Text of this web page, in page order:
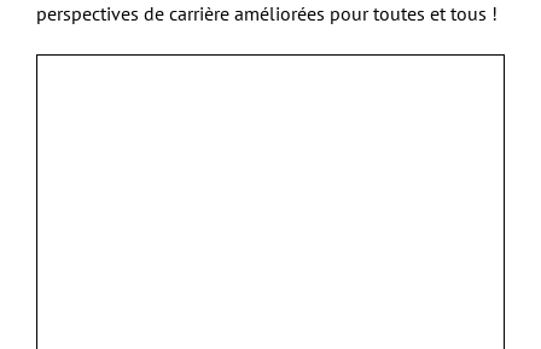
perspectives de carrière améliorées pour toutes et tous !